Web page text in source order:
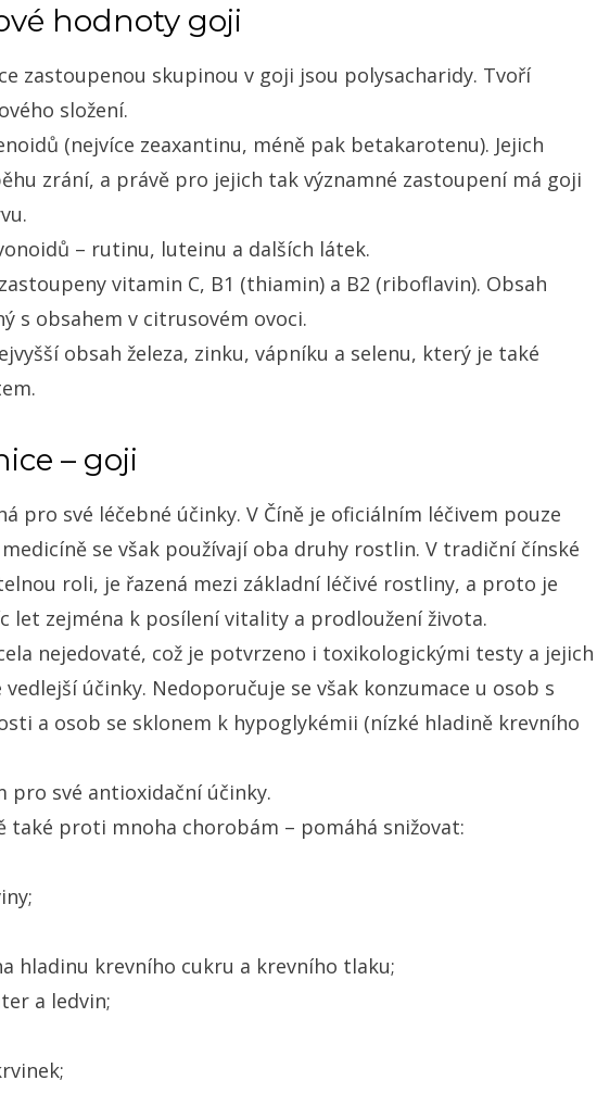
hodnoty goji
zastoupenou skupinou v goji jsou polysacharidy. Tvoří
složení.
(nejvíce zeaxantinu, méně pak betakarotenu). Jejich
zrání, a právě pro jejich tak významné zastoupení má goji
– rutinu, luteinu a dalších látek.
vitamin C, B1 (thiamin) a B2 (riboflavin). Obsah
s obsahem v citrusovém ovoci.
obsah železa, zinku, vápníku a selenu, který je také
– goji
pro své léčebné účinky. V Číně je oficiálním léčivem pouze
se však používají oba druhy rostlin. V tradiční čínské
roli, je řazená mezi základní léčivé rostliny, a proto je
let zejména k posílení vitality a prodloužení života.
nejedovaté, což je potvrzeno i toxikologickými testy a jejich
vedlejší účinky. Nedoporučuje se však konzumace u osob s
a osob se sklonem k hypoglykémii (nízké hladině krevního
pro své antioxidační účinky.
také proti mnoha chorobám – pomáhá snižovat:
hladinu krevního cukru a krevního tlaku;
a ledvin;